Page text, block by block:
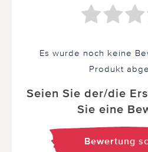
Es wurde noch keine
Produkt
Seien Sie der/die
Sie eine
Bewertung